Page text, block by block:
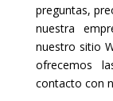
preguntas,
nuestra
nuestro sitio
ofrecemos
contacto con